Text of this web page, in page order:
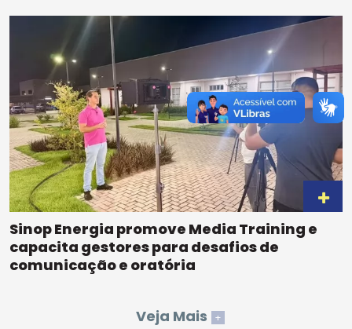
Sinop Energia promove Media Training e
capacita gestores para desafios de
comunicação e oratória
Veja Mais +